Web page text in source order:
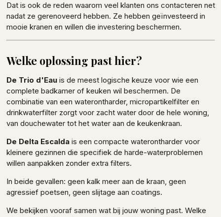
Dat is ook de reden waarom veel klanten ons contacteren net
nadat ze gerenoveerd hebben. Ze hebben geïnvesteerd in
mooie kranen en willen die investering beschermen.
Welke oplossing past hier?
De Trio d'Eauis de meest logische keuze voor wie een
complete badkamer of keuken wil beschermen. De
combinatie van een waterontharder, micropartikelfilter en
drinkwaterfilter zorgt voor zacht water door de hele woning,
van douchewater tot het water aan de keukenkraan.
De Delta Escaldais een compacte waterontharder voor
kleinere gezinnen die specifiek de harde-waterproblemen
willen aanpakken zonder extra filters.
In beide gevallen: geen kalk meer aan de kraan, geen
agressief poetsen, geen slijtage aan coatings.
We bekijken vooraf samen wat bij jouw woning past. Welke